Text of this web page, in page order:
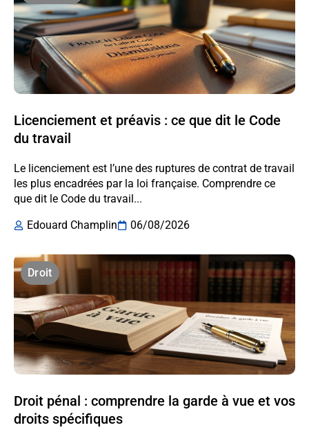
Licenciement et préavis : ce que dit le Code
du travail
Le licenciement est l’une des ruptures de contrat de travail
les plus encadrées par la loi française. Comprendre ce
que dit le Code du travail...
Edouard Champlin
06/08/2026
Droit
Droit pénal : comprendre la garde à vue et vos
droits spécifiques